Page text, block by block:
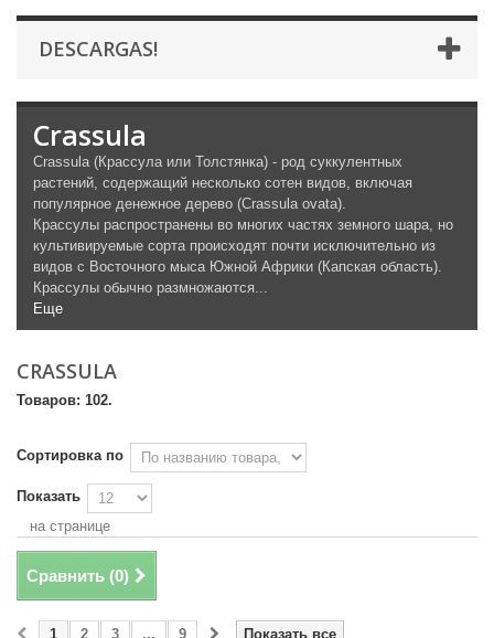
DESCARGAS!
Crassula
Crassula (Крассула или Толстянка) - род суккулентных
растений, содержащий несколько сотен видов, включая
популярное денежное дерево (Crassula ovata).
Крассулы распространены во многих частях земного шара, но
культивируемые сорта происходят почти исключительно из
видов с Восточного мыса Южной Африки (Капская область).
Крассулы обычно размножаются...
Еще
CRASSULA
Товаров: 102.
Сортировка по
Показать
на странице
Сравнить (0)
Показать все
1 2 3 ... 9